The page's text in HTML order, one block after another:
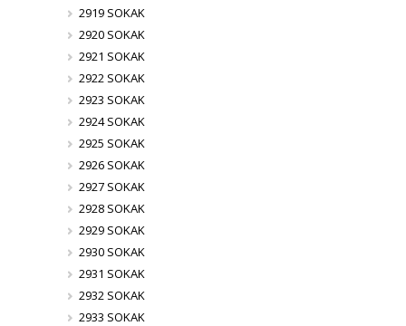
2919 SOKAK
2920 SOKAK
2921 SOKAK
2922 SOKAK
2923 SOKAK
2924 SOKAK
2925 SOKAK
2926 SOKAK
2927 SOKAK
2928 SOKAK
2929 SOKAK
2930 SOKAK
2931 SOKAK
2932 SOKAK
2933 SOKAK